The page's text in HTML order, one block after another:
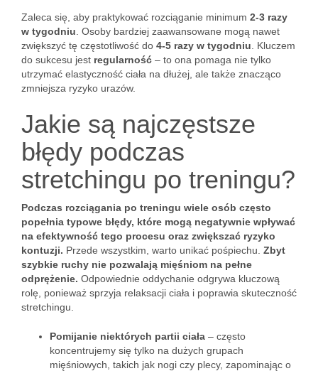
Zaleca się, aby praktykować rozciąganie minimum 2-3 razy
w tygodniu . Osoby bardziej zaawansowane mogą nawet
zwiększyć tę częstotliwość do 4-5 razy w tygodniu . Kluczem
do sukcesu jest regularność – to ona pomaga nie tylko
utrzymać elastyczność ciała na dłużej, ale także znacząco
zmniejsza ryzyko urazów.
Jakie są najczęstsze
błędy podczas
stretchingu po treningu?
Podczas rozciągania po treningu wiele osób często
popełnia typowe błędy, które mogą negatywnie wpływać
na efektywność tego procesu oraz zwiększać ryzyko
kontuzji. Przede wszystkim, warto unikać pośpiechu. Zbyt
szybkie ruchy nie pozwalają mięśniom na pełne
odprężenie. Odpowiednie oddychanie odgrywa kluczową
rolę, ponieważ sprzyja relaksacji ciała i poprawia skuteczność
stretchingu.
Pomijanie niektórych partii ciała – często
koncentrujemy się tylko na dużych grupach
mięśniowych, takich jak nogi czy plecy, zapominając o